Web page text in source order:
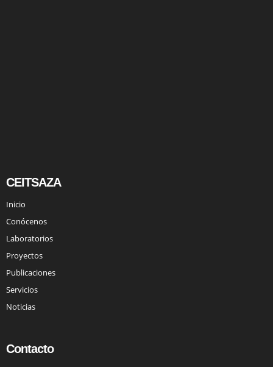
CEITSAZA
Inicio
Conócenos
Laboratorios
Proyectos
Publicaciones
Servicios
Noticias
Contacto